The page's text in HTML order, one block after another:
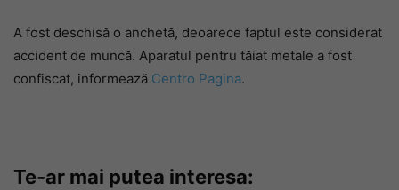
A fost deschisă o anchetă, deoarece faptul este considerat
accident de muncă. Aparatul pentru tăiat metale a fost
confiscat, informează Centro Pagina.
Te-ar mai putea interesa: